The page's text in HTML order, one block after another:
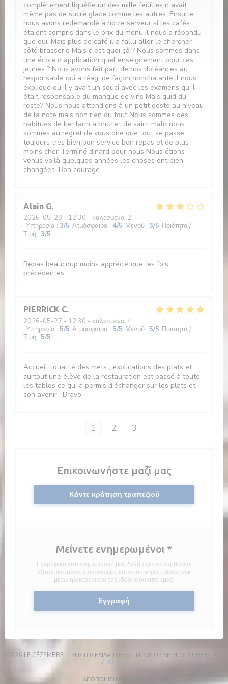
complètement liquéfie un des mille feuilles n avait
même pas de sucre glace comme les autres. Ensuite
nous avons redemandé à notre serveur si les cafés
étaient compris dans le prix du menu il nous a répondu
que oui. Mais plus de café il a fallu aller le chercher
côté brasserie Mais c est quoi çà ? Nous sommes dans
une école d application quel enseignement pour ces
jeunes ? Nous avons fait part de nos doléances au
responsable qui a réagi de façon nonchalante il nous
expliqué qu il y avait un souci avec les examens qu il
était responsable du manque de vins Mais quid du
reste? Nous nous attendions à un petit geste au niveau
de la note mais non rien du tout Nous sommes des
habitués de ker lann à bruz et de saint malo nous
sommes au regret de vous dire que tout se passe
toujours très bien bon service bon repas et de plus
moins cher Terminé dinard pour nous Nous étions
venus voilà quelques années les choses ont bien
changées. Bon courage
Alain G
2026-05-28 - 12:30 - καλεσμένοι 2
Υπηρεσία : 3/5 Ατμόσφαιρα : 4/5 Μενού : 3/5 Ποιότητα /
Τιμή : 3/5
Repas beaucoup moins apprécié que les fois
précédentes
PIERRICK C
2026-05-27 - 12:30 - καλεσμένοι 4
Υπηρεσία : 5/5 Ατμόσφαιρα : 5/5 Μενού : 5/5 Ποιότητα /
Τιμή : 5/5
Accueil , qualité des mets , explications des plats et
surtout une élève de la restauration est passé à toute
les tables ce qui a permis d'échanger sur les plats et
son avenir . Bravo.
1 2 3
Επικοινωνήστε μαζί μας
Κάντε κράτηση τραπεζιού
Μείνετε ενημερωμένοι *
Εγγραφείτε στο ενημερωτικό μας δελτίο για να λαμβάνετε
εξατομικευμένες επικοινωνίες και προσφορές μάρκετινγκ
μέσω ηλεκτρονικού ταχυδρομείου από εμάς.
Εγγραφή
© 2026 LE CÉZEMBRE — Η ΙΣΤΟΣΕΛΊΔΑ ΤΟΥ ΕΣΤΙΑΤΟΡΊΟΥ ΔΗΜΙΟΥΡΓΉΘΗΚΕ ΑΠΌ
ZENCHEF((ΑΝΟΊΓΕΙ ΣΕ ΝΈΟ ΠΑΡΆΘΥΡΟ))
ΑΠΟΠΟΊΗΣΗ ΕΥΘΎΝΗΣ ((ΑΝΟΊΓΕΙ ΣΕ ΝΈΟ ΠΑΡΆΘΥΡΟ))